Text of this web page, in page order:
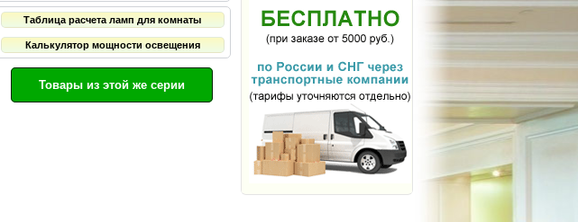
Таблица расчета ламп для комнаты
Калькулятор мощности освещения
Товары из этой же серии